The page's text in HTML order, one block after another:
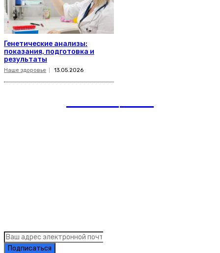
Генетические анализы:
показания, подготовка и
результаты
Наше здоровье 13.05.2026
Подписаться